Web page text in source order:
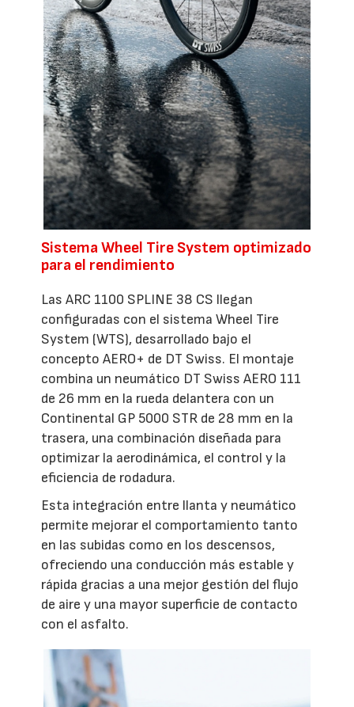
Sistema Wheel Tire System optimizado
para el rendimiento
Las ARC 1100 SPLINE 38 CS llegan
configuradas con el sistema Wheel Tire
System (WTS), desarrollado bajo el
concepto AERO+ de DT Swiss. El montaje
combina un neumático DT Swiss AERO 111
de 26 mm en la rueda delantera con un
Continental GP 5000 STR de 28 mm en la
trasera, una combinación diseñada para
optimizar la aerodinámica, el control y la
eficiencia de rodadura.
Esta integración entre llanta y neumático
permite mejorar el comportamiento tanto
en las subidas como en los descensos,
ofreciendo una conducción más estable y
rápida gracias a una mejor gestión del flujo
de aire y una mayor superficie de contacto
con el asfalto.